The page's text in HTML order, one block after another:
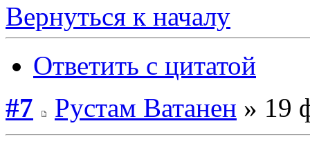
Вернуться к началу
Ответить с цитатой
#7
Рустам Ватанен » 19